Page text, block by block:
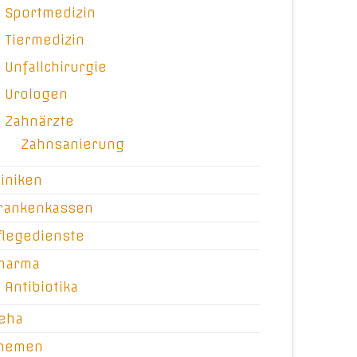
Sportmedizin
Tiermedizin
Unfallchirurgie
Urologen
Zahnärzte
Zahnsanierung
Antibiotika